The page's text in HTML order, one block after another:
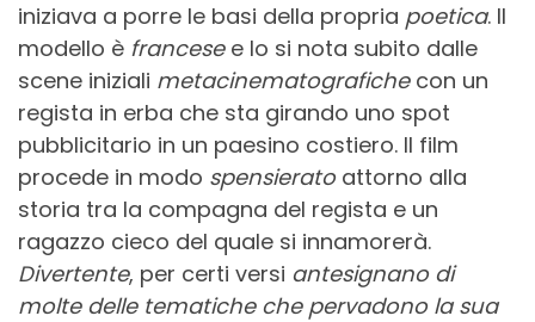
iniziava a porre le basi della propria poetica. Il
modello è francese e lo si nota subito dalle
scene iniziali metacinematografichecon un
regista in erba che sta girando uno spot
pubblicitario in un paesino costiero. Il film
procede in modo spensieratoattorno alla
storia tra la compagna del regista e un
ragazzo cieco del quale si innamorerà.
Divertente, per certi versi antesignano di
molte delle tematiche che pervadono la sua